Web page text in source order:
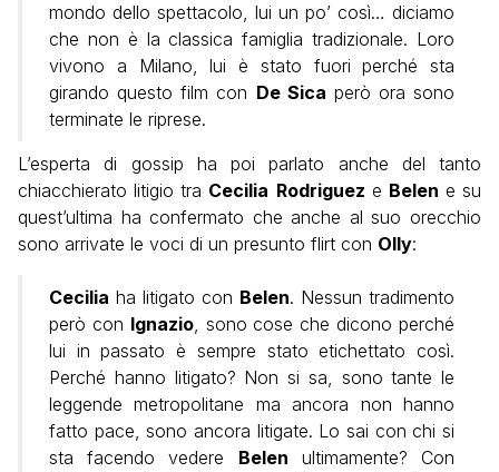
mondo dello spettacolo, lui un po’ così… diciamo
che non è la classica famiglia tradizionale. Loro
vivono a Milano, lui è stato fuori perché sta
girando questo film con De Sica però ora sono
terminate le riprese.
L’esperta di gossip ha poi parlato anche del tanto
chiacchierato litigio tra Cecilia Rodriguez e Belen e su
quest’ultima ha confermato che anche al suo orecchio
sono arrivate le voci di un presunto flirt con Olly:
Cecilia ha litigato con Belen. Nessun tradimento
però con Ignazio, sono cose che dicono perché
lui in passato è sempre stato etichettato così.
Perché hanno litigato? Non si sa, sono tante le
leggende metropolitane ma ancora non hanno
fatto pace, sono ancora litigate. Lo sai con chi si
sta facendo vedere Belen ultimamente? Con